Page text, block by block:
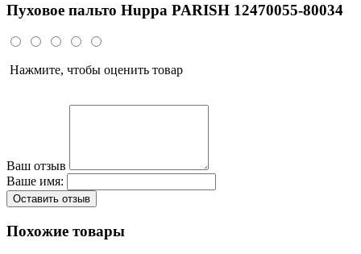
Пуховое пальто Huppa PARISH 12470055-80034
Нажмите, чтобы оценить товар
Ваш отзыв
Ваше имя:
Оставить отзыв
Похожие товары